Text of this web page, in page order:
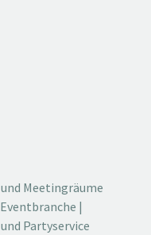
Meetingräume
|
Partyservice